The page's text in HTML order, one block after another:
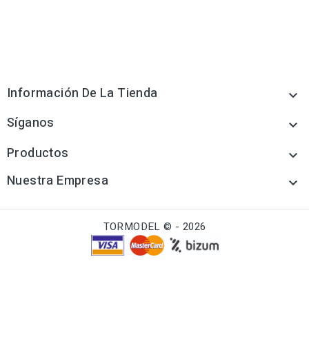
Información De La Tienda 
Síganos 
Productos 
Nuestra Empresa 
TORMODEL © - 2026